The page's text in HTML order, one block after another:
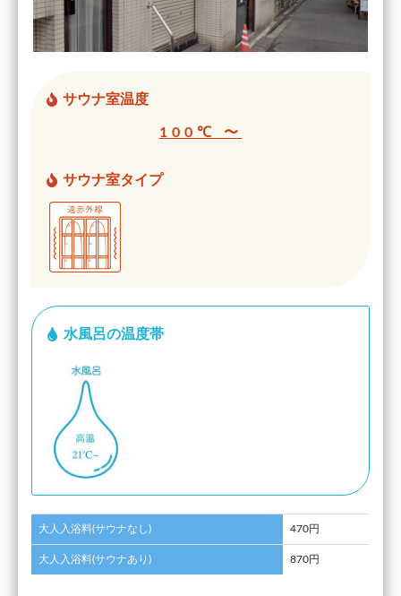
サウナ室温度
100℃ 〜
サウナ室タイプ
水風呂の温度帯
大人入浴料(サウナなし) 470円
大人入浴料(サウナあり) 870円